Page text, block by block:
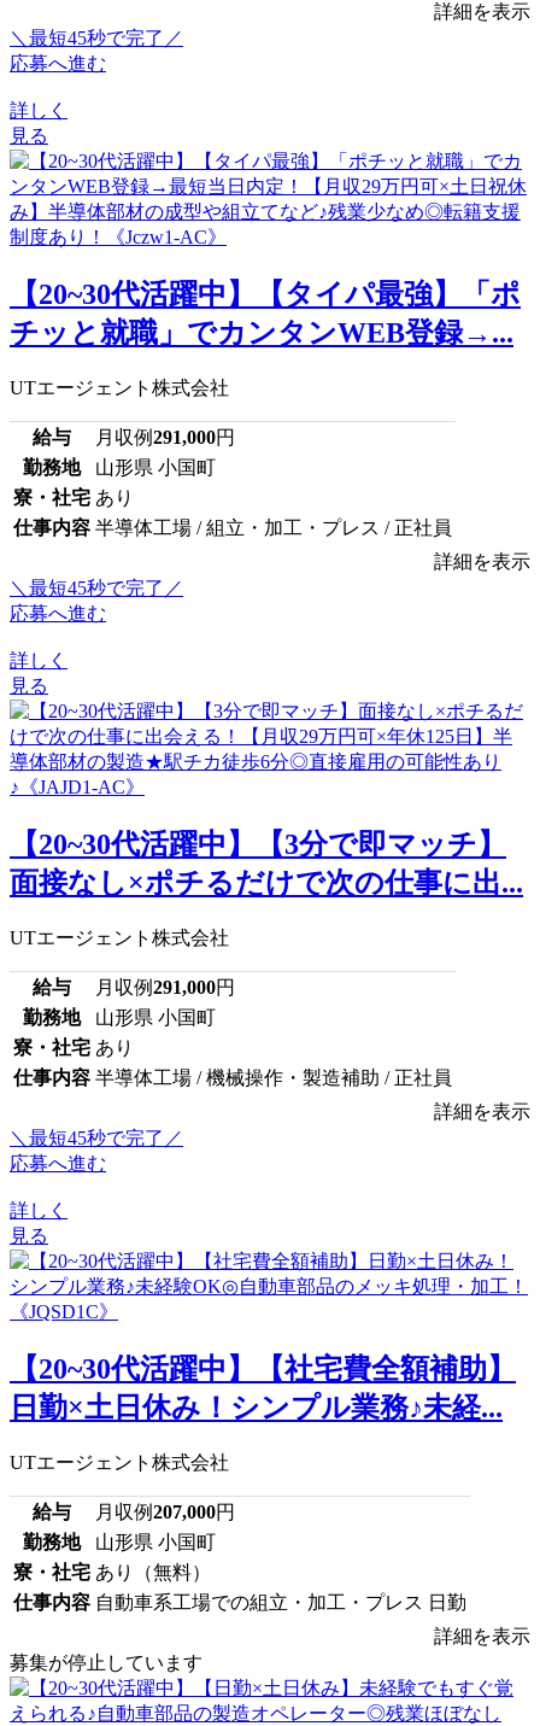
詳細を表示
＼最短45秒で完了／
応募へ進む
詳しく
見る
【20~30代活躍中】【タイパ最強】「ポ
チッと就職」でカンタンWEB登録→...
UTエージェント株式会社
給与 月収例291,000円
勤務地
山形県 小国町
寮・社宅 あり
仕事内容 半導体工場 / 組立・加工・プレス / 正社員
詳細を表示
＼最短45秒で完了／
応募へ進む
詳しく
見る
【20~30代活躍中】【3分で即マッチ】
面接なし×ポチるだけで次の仕事に出...
UTエージェント株式会社
給与 月収例291,000円
勤務地
山形県 小国町
寮・社宅 あり
仕事内容 半導体工場 / 機械操作・製造補助 / 正社員
詳細を表示
＼最短45秒で完了／
応募へ進む
詳しく
見る
【20~30代活躍中】【社宅費全額補助】
日勤×土日休み！シンプル業務♪未経...
UTエージェント株式会社
給与 月収例207,000円
勤務地
山形県 小国町
寮・社宅 あり（無料）
仕事内容 自動車系工場での組立・加工・プレス 日勤
詳細を表示
募集が停止しています